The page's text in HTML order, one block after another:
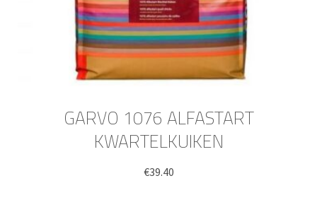
GARVO 1076 ALFASTART
KWARTELKUIKEN
€39.40